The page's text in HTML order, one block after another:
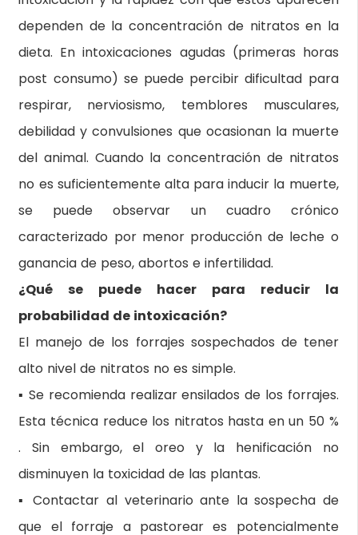
dependen de la concentración de nitratos en la
dieta. En intoxicaciones agudas (primeras horas
post consumo) se puede percibir dificultad para
respirar, nerviosismo, temblores musculares,
debilidad y convulsiones que ocasionan la muerte
del animal. Cuando la concentración de nitratos
no es suficientemente alta para inducir la muerte,
se puede observar un cuadro crónico
caracterizado por menor producción de leche o
ganancia de peso, abortos e infertilidad.
¿Qué se puede hacer para reducir la
probabilidad de intoxicación?
El manejo de los forrajes sospechados de tener
alto nivel de nitratos no es simple.
▪ Se recomienda realizar ensilados de los forrajes.
Esta técnica reduce los nitratos hasta en un 50 %
. Sin embargo, el oreo y la henificación no
disminuyen la toxicidad de las plantas.
▪ Contactar al veterinario ante la sospecha de
que el forraje a pastorear es potencialmente